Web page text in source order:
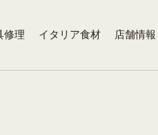
修理 イタリア食材 店舗情報